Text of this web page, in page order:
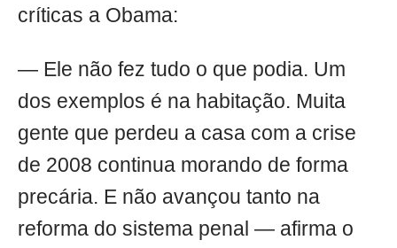
críticas a Obama:
— Ele não fez tudo o que podia. Um
dos exemplos é na habitação. Muita
gente que perdeu a casa com a crise
de 2008 continua morando de forma
precária. E não avançou tanto na
reforma do sistema penal — afirma o